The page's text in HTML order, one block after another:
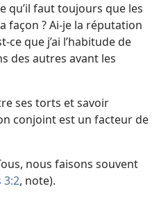
qu’il faut toujours que les
façon ? Ai-je la réputation
ce que j’ai l’habitude de
des autres avant les
ses torts et savoir
conjoint est un facteur de
nous faisons souvent
3:2, note).